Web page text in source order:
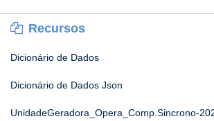
Recursos
Dicionário de Dados
Dicionário de Dados Json
UnidadeGeradora_Opera_Comp.Sincrono-